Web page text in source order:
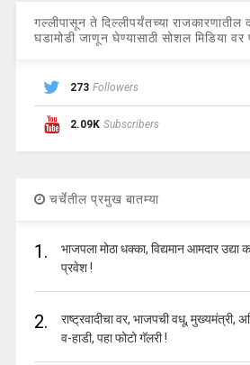
गल्लीपासून ते दिल्लीपर्यंतच्या राजकारणातील
घडामोडी जाणून घेण्यासाठी सोशल मिडिया वर
273 Followers
2.09K Subscribers
चर्चेतील प्रमुख बातम्या
1.
भाजपला मोठा धक्का, विद्यमान आमदार उद्या
प्रवेश !
2.
राष्ट्रवादीचा वर, भाजपची वधू, मुख्यमंत्री,
व-हाडी, पहा फोटो गॅलरी !